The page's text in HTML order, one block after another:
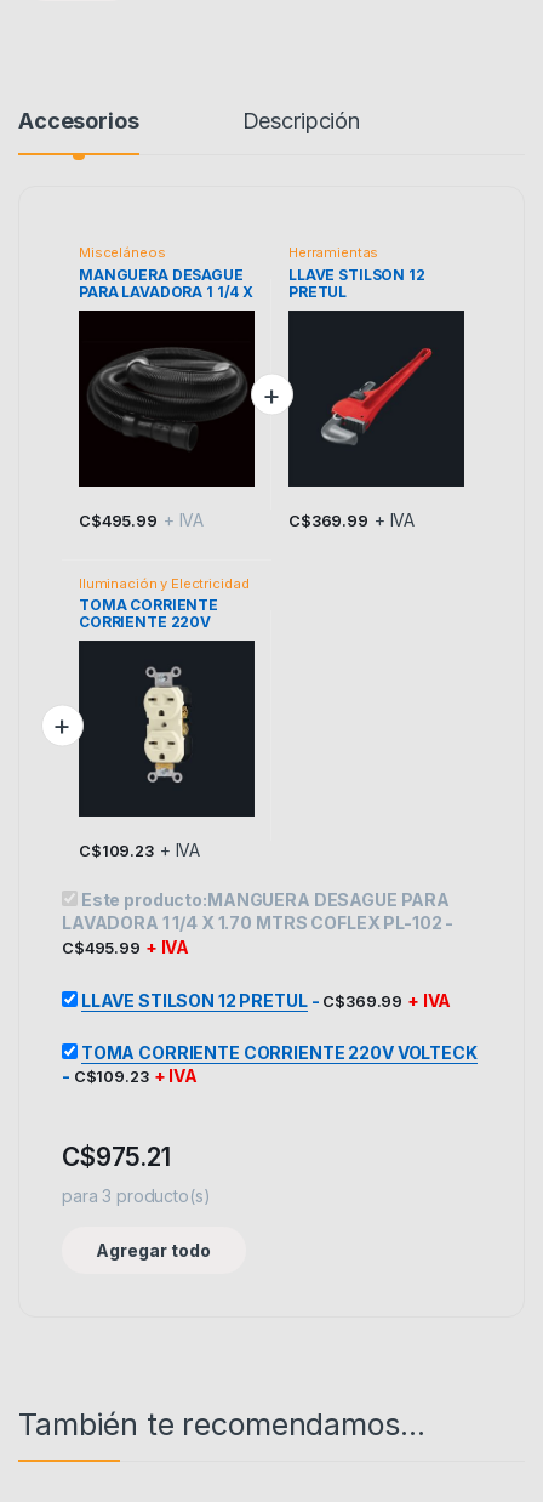
Accesorios Descripción
Misceláneos
MANGUERA DESAGUE
PARA LAVADORA 1 1/4 X
1.70 MTRS COFLEX PL-
C$495.99 + IVA
Herramientas
LLAVE STILSON 12
PRETUL
C$369.99 + IVA
Iluminación y Electricidad
TOMA CORRIENTE
CORRIENTE 220V
VOLTECK
C$109.23 + IVA
Este producto:MANGUERA DESAGUE PARA
LAVADORA 1 1/4 X 1.70 MTRS COFLEX PL-102 -
C$495.99 + IVA
LLAVE STILSON 12 PRETUL- C$369.99 + IVA
TOMA CORRIENTE CORRIENTE 220V VOLTECK
- C$109.23 + IVA
C$975.21
para 3 producto(s)
Agregar todo
También te recomendamos…